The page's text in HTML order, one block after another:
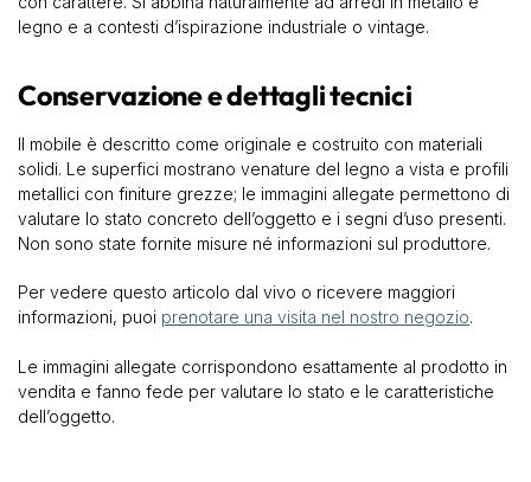
legno e a contesti d’ispirazione industriale o vintage.
Conservazione e dettagli tecnici
Il mobile è descritto come originale e costruito con materiali
solidi. Le superfici mostrano venature del legno a vista e profili
metallici con finiture grezze; le immagini allegate permettono di
valutare lo stato concreto dell’oggetto e i segni d’uso presenti.
Non sono state fornite misure né informazioni sul produttore.
Per vedere questo articolo dal vivo o ricevere maggiori
informazioni, puoi prenotare una visita nel nostro negozio.
Le immagini allegate corrispondono esattamente al prodotto in
vendita e fanno fede per valutare lo stato e le caratteristiche
dell’oggetto.